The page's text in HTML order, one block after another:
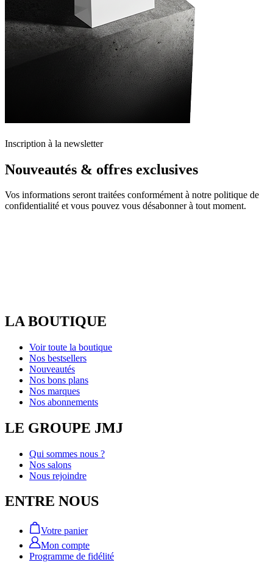
Inscription à la newsletter
Nouveautés & offres exclusives
Vos informations seront traitées conformément à notre politique de
confidentialité et vous pouvez vous désabonner à tout moment.
LA BOUTIQUE
Voir toute la boutique
Nos bestsellers
Nouveautés
Nos bons plans
Nos marques
Nos abonnements
LE GROUPE JMJ
Qui sommes nous ?
Nos salons
Nous rejoindre
ENTRE NOUS
Votre panier
Mon compte
Programme de fidélité